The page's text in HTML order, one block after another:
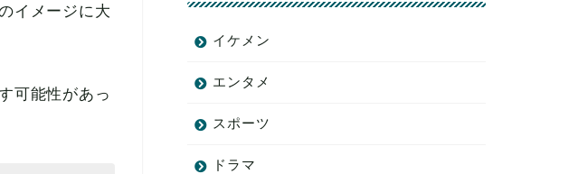
イメージに大
可能性があっ
イケメン
エンタメ
スポーツ
ドラマ